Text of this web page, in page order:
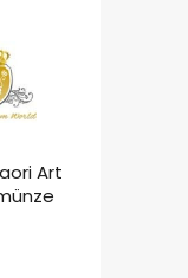
Art